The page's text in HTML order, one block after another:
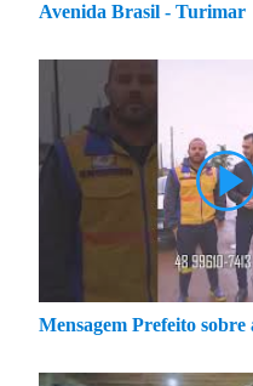
Avenida Brasil - Turimar
Mensagem Prefeito sobre